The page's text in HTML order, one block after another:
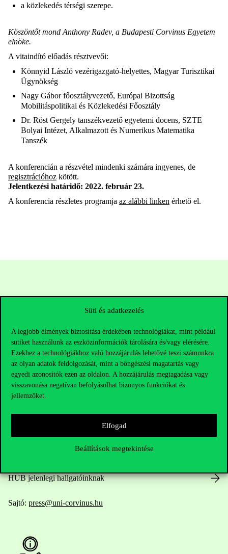
Süti és adatkezelés
A legjobb élmények biztosítása érdekében technológiákat, mint például
sütiket használunk az eszközinformációk tárolására és/vagy elérésére.
Ezekhez a technológiákhoz való hozzájárulás lehetővé teszi számunkra
az olyan adatok feldolgozását, mint a böngészési magatartás vagy
egyedi azonosítók ezen az oldalon. A hozzájárulás megtagadása vagy
visszavonása negatívan befolyásolhat bizonyos funkciókat és
jellemzőket.
Elfogad
Beállítások megtekintése
a közlekedés térségi szerepe.
Köszöntőt mond Anthony Radev, a Budapesti Corvinus Egyetem
elnöke.
A vitaindító előadás résztvevői:
Könnyid László vezérigazgató-helyettes, Magyar Turisztikai
Ügynökség
Nagy Gábor főosztályvezető, Európai Bizottság
Mobilitáspolitikai és Közlekedési Főosztály
Dr. Röst Gergely tanszékvezető egyetemi docens, SZTE
Bolyai Intézet, Alkalmazott és Numerikus Matematika
Tanszék
A konferencián a részvétel mindenki számára ingyenes, de
regisztrációhoz kötött.
Jelentkezési határidő: 2022. február 23.
A konferencia részletes programja az alábbi linken érhető el.
Elérhetőségek
Kérdésed van a felvételivel kapcsolatban?
Oktatói elérhetőségek
HUB jelenlegi hallgatóinknak
Sajtó: press@uni-corvinus.hu